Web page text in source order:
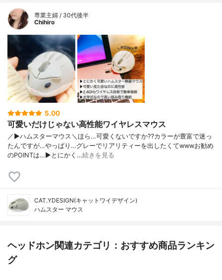
専業主婦 / 30代後半
Chihiro
5.00
可愛いだけじゃない高性能ワイヤレスマウス
／▶︎ハムスターマウス＼ほら…可愛くないですか⁇カラーが豊富で迷っ
たんですが…やっぱり…グレーでリアリティーを出したくてwwwお勧め
のPOINTは…▶︎とにかく…続きを見る
CAT.YDESIGN(キャットワイデザイン)
ハムスター マウス
ヘッドホン関連カテゴリ：おすすめ商品ランキン
グ